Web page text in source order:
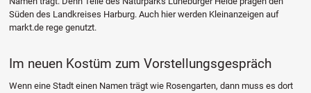
Süden des Landkreises Harburg. Auch hier werden Kleinanzeigen auf
markt.de rege genutzt.
Im neuen Kostüm zum Vorstellungsgespräch
Wenn eine Stadt einen Namen trägt wie Rosengarten, dann muss es dort